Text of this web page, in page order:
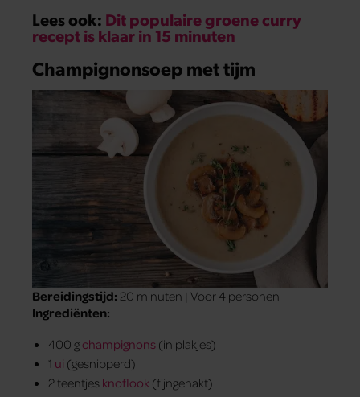
Lees ook: Dit populaire groene curry
recept is klaar in 15 minuten
Champignonsoep met tijm
Bereidingstijd: 20 minuten | Voor 4 personen
Ingrediënten:
400 gchampignons (in plakjes)
1 ui (gesnipperd)
2 teentjes knoflook (fijngehakt)